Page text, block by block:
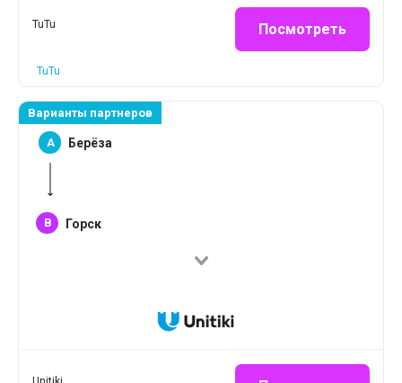
TuTu Посмотреть
TuTu
Варианты партнеров
A Берёза
B Горск